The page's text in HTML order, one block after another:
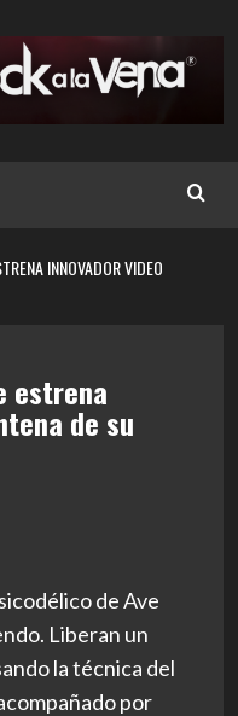
INNOVADOR VIDEO
estrena
de su
de Ave
Liberan un
la técnica del
por